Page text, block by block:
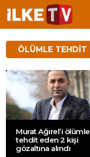
ÖLÜMLE TEHDIT
Murat Ağırel’i ölümle
tehdit eden 2 kişi
gözaltına alındı